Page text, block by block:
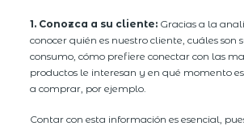
1. Conozca a su cliente: Gracias a la
conocer quién es nuestro cliente, cuáles son
consumo, cómo prefiere conectar con las
productos le interesan y en qué momento
a comprar, por ejemplo.
Contar con esta información es esencial,